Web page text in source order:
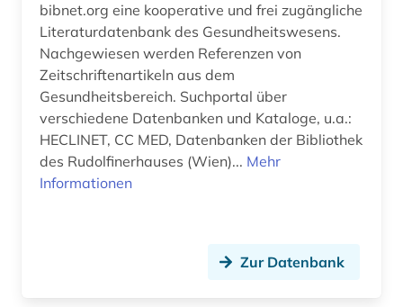
pflegebedürftigkeit (1)
pflegeberatung (1)
pflegewissenschaft (3)
pharmazie (20)
philosophie (2)
bibnet.org eine kooperative und frei zugängliche
Literaturdatenbank des Gesundheitswesens.
Nachgewiesen werden Referenzen von
Zeitschriftenartikeln aus dem
Gesundheitsbereich. Suchportal über
verschiedene Datenbanken und Kataloge, u.a.:
HECLINET, CC MED, Datenbanken der Bibliothek
des Rudolfinerhauses (Wien)... Mehr
Informationen
Zur Datenbank